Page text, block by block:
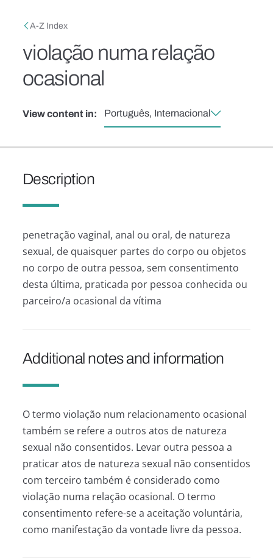
Breadcrumb
A-Z Index
violação numa relação
ocasional
View content in: Português, Internacional
Description
penetração vaginal, anal ou oral, de natureza
sexual, de quaisquer partes do corpo ou objetos
no corpo de outra pessoa, sem consentimento
desta última, praticada por pessoa conhecida ou
parceiro/a ocasional da vítima
Additional notes and information
O termo violação num relacionamento ocasional
também se refere a outros atos de natureza
sexual não consentidos. Levar outra pessoa a
praticar atos de natureza sexual não consentidos
com terceiro também é considerado como
violação numa relação ocasional. O termo
consentimento refere-se a aceitação voluntária,
como manifestação da vontade livre da pessoa.